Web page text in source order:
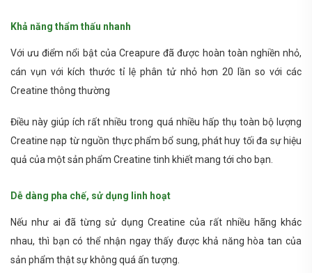
Khả năng thẩm thấu nhanh
Với ưu điểm nổi bật của Creapure đã được hoàn toàn nghiền nhỏ,
cán vụn với kích thước tỉ lệ phân tử nhỏ hơn 20 lần so với các
Creatine thông thường
Điều này giúp ích rất nhiều trong quá nhiều hấp thụ toàn bộ lượng
Creatine nạp từ nguồn thực phẩm bổ sung, phát huy tối đa sự hiệu
quả của một sản phẩm Creatine tinh khiết mang tới cho bạn.
Dễ dàng pha chế, sử dụng linh hoạt
Nếu như ai đã từng sử dụng Creatine của rất nhiều hãng khác
nhau, thì bạn có thể nhận ngay thấy được khả năng hòa tan của
sản phẩm thật sự không quá ấn tượng.